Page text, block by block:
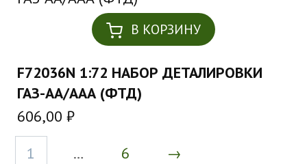
В КОРЗИНУ
F72036N 1:72 НАБОР ДЕТАЛИРОВКИ
ГАЗ-АА/ААА (ФТД)
606,00 ₽
1
… 6 →